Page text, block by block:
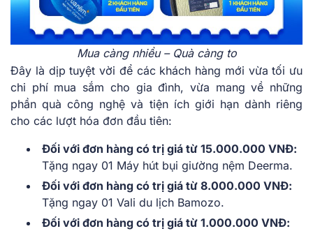
Mua càng nhiều – Quà càng to
Đây là dịp tuyệt vời để các khách hàng mới vừa tối ưu
chi phí mua sắm cho gia đình, vừa mang về những
phần quà công nghệ và tiện ích giới hạn dành riêng
cho các lượt hóa đơn đầu tiên:
Đối với đơn hàng có trị giá từ 15.000.000 VNĐ:
Tặng ngay 01 Máy hút bụi giường nệm Deerma.
Đối với đơn hàng có trị giá từ 8.000.000 VNĐ:
Tặng ngay 01 Vali du lịch Bamozo.
Đối với đơn hàng có trị giá từ 1.000.000 VNĐ: